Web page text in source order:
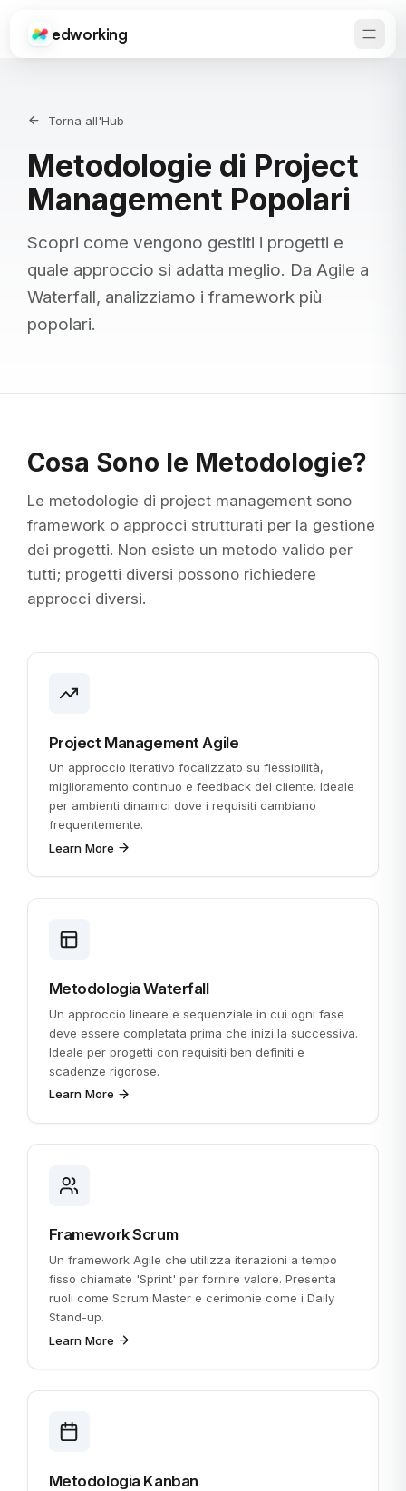
Edworking
edworking Apri
Torna all'Hub
Metodologie di Project
Management Popolari
Scopri come vengono gestiti i progetti e
quale approccio si adatta meglio. Da Agile a
Waterfall, analizziamo i framework più
popolari.
Cosa Sono le Metodologie?
Le metodologie di project management sono
framework o approcci strutturati per la gestione
dei progetti. Non esiste un metodo valido per
tutti; progetti diversi possono richiedere
approcci diversi.
Project Management Agile
Un approccio iterativo focalizzato su flessibilità,
miglioramento continuo e feedback del cliente. Ideale
per ambienti dinamici dove i requisiti cambiano
frequentemente.
Learn More
Metodologia Waterfall
Un approccio lineare e sequenziale in cui ogni fase
deve essere completata prima che inizi la successiva.
Ideale per progetti con requisiti ben definiti e
scadenze rigorose.
Learn More
Framework Scrum
Un framework Agile che utilizza iterazioni a tempo
fisso chiamate 'Sprint' per fornire valore. Presenta
ruoli come Scrum Master e cerimonie come i Daily
Stand-up.
Learn More
Metodologia Kanban